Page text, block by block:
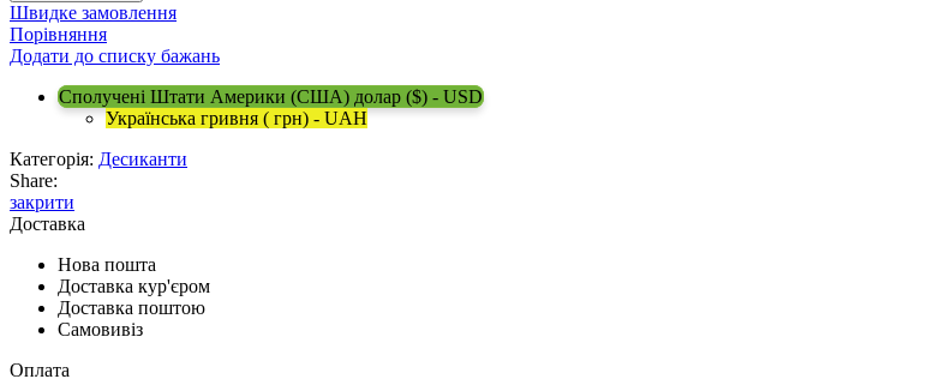
Швидке замовлення
Порівняння
Додати до списку бажань
Сполучені Штати Америки (США) долар ($) - USD
Українська гривня ( грн) - UAH
Категорія: Десиканти
Share:
закрити
Доставка
Нова пошта
Доставка кур'єром
Доставка поштою
Самовивіз
Оплата